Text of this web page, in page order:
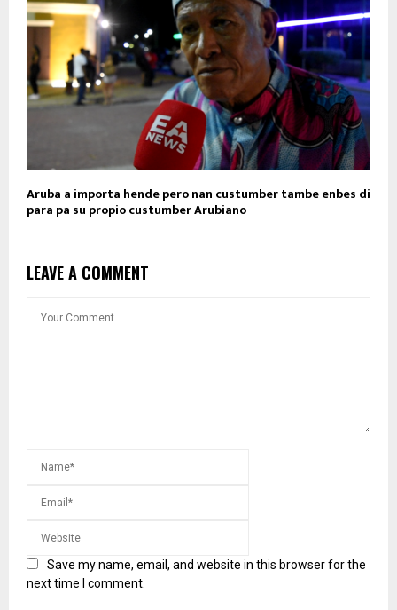
Aruba a importa hende pero nan custumber tambe enbes di
para pa su propio custumber Arubiano
LEAVE A COMMENT
Save my name, email, and website in this browser for the
next time I comment.